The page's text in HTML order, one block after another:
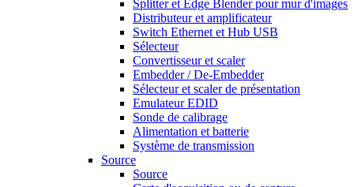
Splitter et Edge Blender pour mur d'images
Distributeur et amplificateur
Switch Ethernet et Hub USB
Sélecteur
Convertisseur et scaler
Embedder / De-Embedder
Sélecteur et scaler de présentation
Emulateur EDID
Sonde de calibrage
Alimentation et batterie
Système de transmission
Source
Source